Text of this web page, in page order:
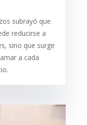
subrayó que
reducirse a
sino que surge
a cada